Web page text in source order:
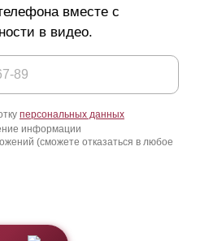
вместе с
в видео.
персональных данных
информации
(сможете отказаться в любое